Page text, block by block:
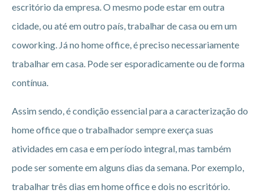
escritório da empresa. O mesmo pode estar em outra
cidade, ou até em outro país, trabalhar de casa ou em um
coworking. Já no home office, é preciso necessariamente
trabalhar em casa. Pode ser esporadicamente ou de forma
contínua.
Assim sendo, é condição essencial para a caracterização do
home office que o trabalhador sempre exerça suas
atividades em casa e em período integral, mas também
pode ser somente em alguns dias da semana. Por exemplo,
trabalhar três dias em home office e dois no escritório.